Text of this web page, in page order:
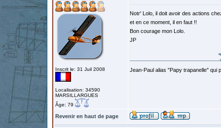
Inscrit le: 31 Juil 2008
Localisation: 34590
MARSILLARGUES
Âge: 79
Notr' Lolo, il doit avoir des actions
et en ce moment, il en faut !!
Bon courage mon Lolo.
JP
Jean-Paul alias "Papy trapanelle" qui
Revenir en haut de page